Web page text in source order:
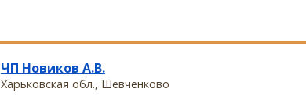
ЧП Новиков А.В.
Харьковская обл., Шевченково